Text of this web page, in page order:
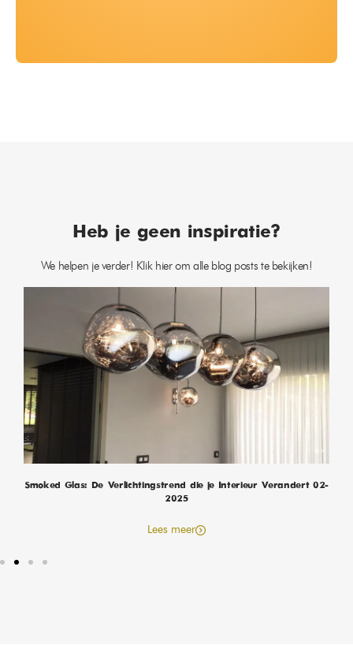
Heb je geen inspiratie?
We helpen je verder! Klik hier om alle blog posts te bekijken!
Smoked Glas: De Verlichtingstrend die je Interieur Verandert 02-
2025
Lees meer